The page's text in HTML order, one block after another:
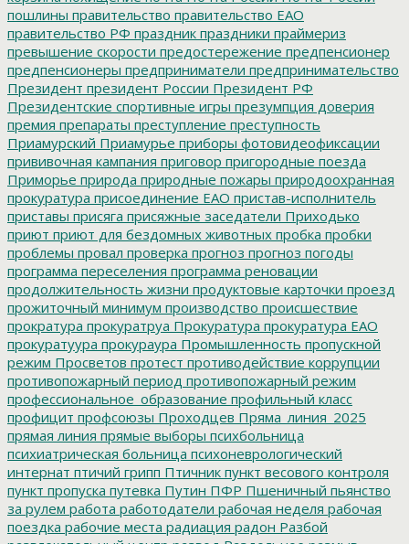
пошлины правительство правительство ЕАО
правительство РФ праздник праздники праймериз
превышение скорости предостережение предпенсионер
предпенсионеры предприниматели предпринимательство
Президент президент России Президент РФ
Президентские спортивные игры презумпция доверия
премия препараты преступление преступность
Приамурский Приамурье приборы фотовидеофиксации
прививочная кампания приговор пригородные поезда
Приморье природа природные пожары природоохранная
прокуратура присоединение ЕАО пристав-исполнитель
приставы присяга присяжные заседатели Приходько
приют приют для бездомных животных пробка пробки
проблемы провал проверка прогноз прогноз погоды
программа переселения программа реновации
продолжительность жизни продуктовые карточки проезд
прожиточный минимум производство происшествие
прократура прокуратруа Прокуратура прокуратура ЕАО
прокуратуура прокураура Промышленность пропускной
режим Просветов протест противодействие коррупции
противопожарный период противопожарный режим
профессиональное_образование профильный класс
профицит профсоюзы Проходцев Пряма_линия_2025
прямая линия прямые выборы психбольница
психиатрическая больница психоневрологический
интернат птичий грипп Птичник пункт весового контроля
пункт пропуска путевка Путин ПФР Пшеничный пьянство
за рулем работа работодатели рабочая неделя рабочая
поездка рабочие места радиация радон Разбой